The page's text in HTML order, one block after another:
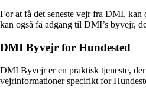
For at få det seneste vejr fra DMI, kan
kan også få adgang til DMI’s byvejr,
DMI Byvejr for Hundested
DMI Byvejr er en praktisk tjeneste,
vejrinformationer specifikt for